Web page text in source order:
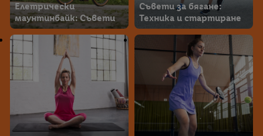
Елетрически
маунтинбайк: Съвети
Съвети за бягане:
Техника и стартиране